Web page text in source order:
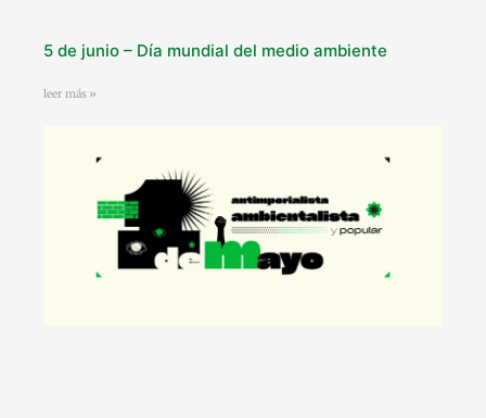
5 de junio – Día mundial del medio ambiente
leer más »